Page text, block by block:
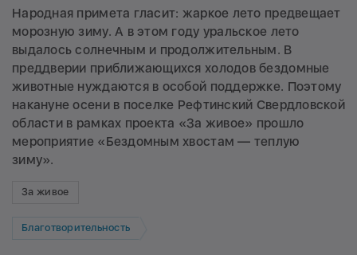
Народная примета гласит: жаркое лето предвещает
морозную зиму. А в этом году уральское лето
выдалось солнечным и продолжительным. В
преддверии приближающихся холодов бездомные
животные нуждаются в особой поддержке. Поэтому
накануне осени в поселке Рефтинский Свердловской
области в рамках проекта «За живое» прошло
мероприятие «Бездомным хвостам — теплую
зиму».
За живое
Благотворительность